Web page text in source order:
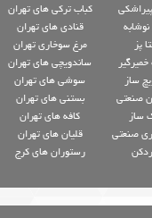
پز
ساز
صنعتی
ساز
صنعتی
کباب ترکی های تهران
قنادی های تهران
مرغ سوخاری تهران
ساندویچی های تهران
سوشی های تهران
بستنی های تهران
کافه های تهران
قلیان های تهران
رستوران های کرج